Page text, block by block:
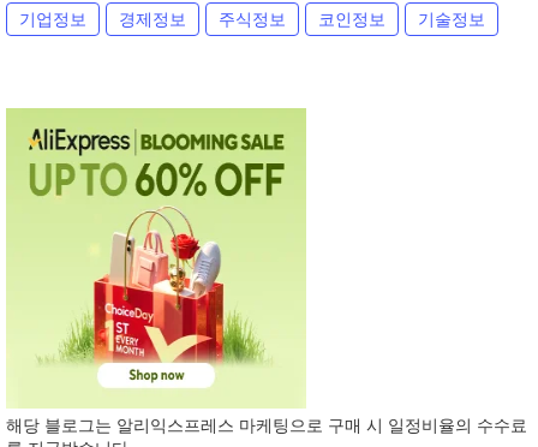
기업정보 경제정보 주식정보 코인정보 기술정보
해당 블로그는 알리익스프레스 마케팅으로 구매 시 일정비율의 수수료